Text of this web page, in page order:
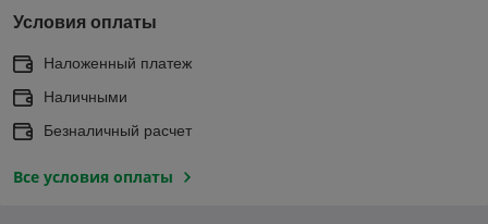
Условия оплаты
Наложенный платеж
Наличными
Безналичный расчет
Все условия оплаты